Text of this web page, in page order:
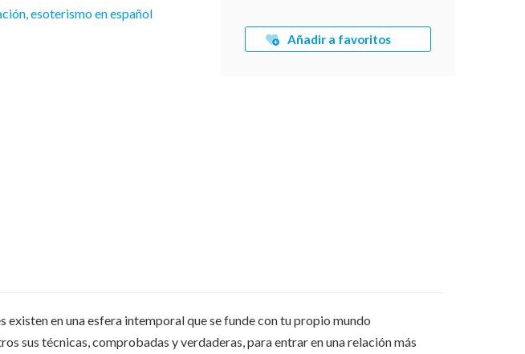
esoterismo en español
Añadir a favoritos
en una esfera intemporal que se funde con tu propio mundo
sus técnicas, comprobadas y verdaderas, para entrar en una relación más